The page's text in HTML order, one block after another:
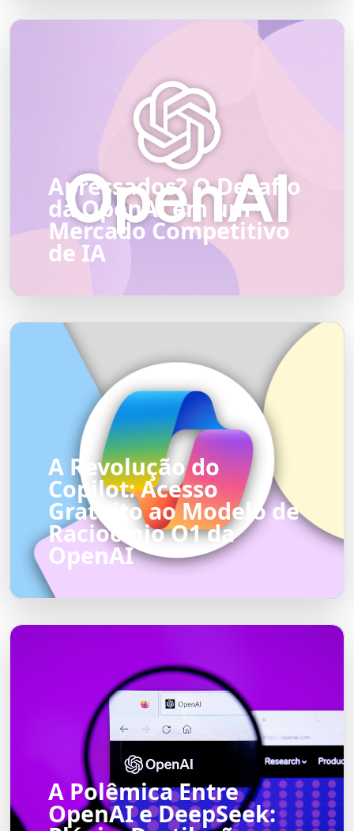
Apressados? O Desafio
da OpenAI em um
Mercado Competitivo
de IA
A Revolução do
Copilot: Acesso
Gratuito ao Modelo de
Raciocínio O1 da
OpenAI
A Polêmica Entre
OpenAI e DeepSeek: